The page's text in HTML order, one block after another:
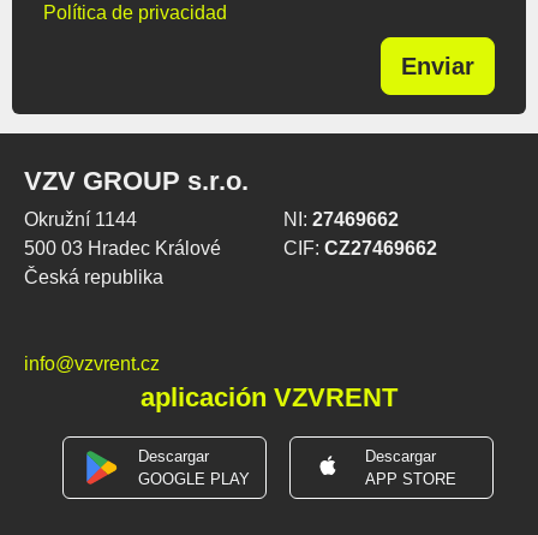
Política de privacidad
Enviar
VZV GROUP s.r.o.
Okružní 1144
500 03 Hradec Králové
Česká republika
NI: 27469662
CIF: CZ27469662
info@vzvrent.cz
aplicación VZVRENT
Descargar
GOOGLE PLAY
Descargar
APP STORE